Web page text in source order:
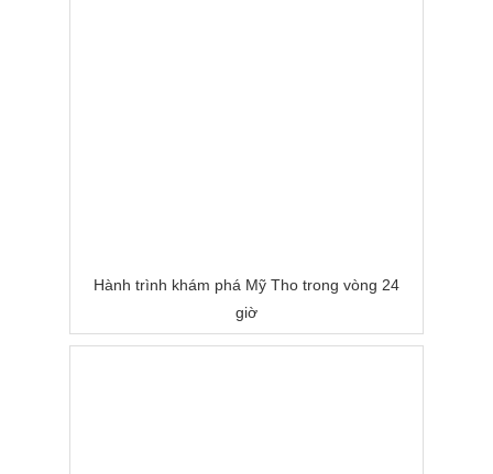
Hành trình khám phá Mỹ Tho trong vòng 24
giờ